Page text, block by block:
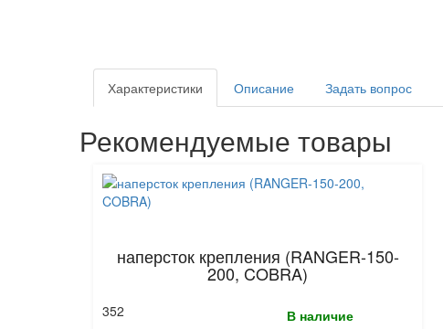
Характеристики Описание Задать вопрос
Рекомендуемые товары
наперсток крепления (RANGER-150-
200, COBRA)
В наличие
352